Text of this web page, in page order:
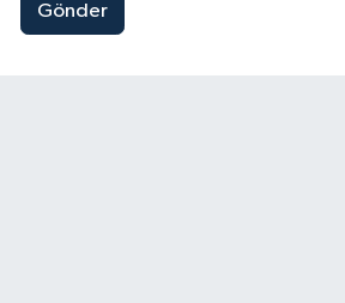
Gönder